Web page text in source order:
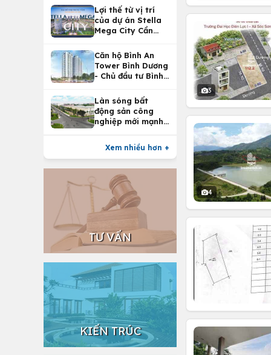
Nhà Tại
Vietcombank
Lợi thế từ vị trí
của dự án Stella
Mega City Cần
Căn hộ Bình An
Tower Bình Dương
- Chủ đầu tư Bình
Làn sóng bất
động sản công
nghiệp mới mạnh
Xem nhiều hơn +
TƯ VẤN
KIẾN TRÚC
3
4